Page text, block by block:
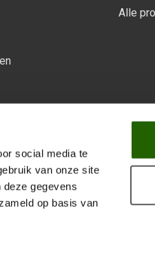
social media te
van onze site
gegevens
op basis van
Alle